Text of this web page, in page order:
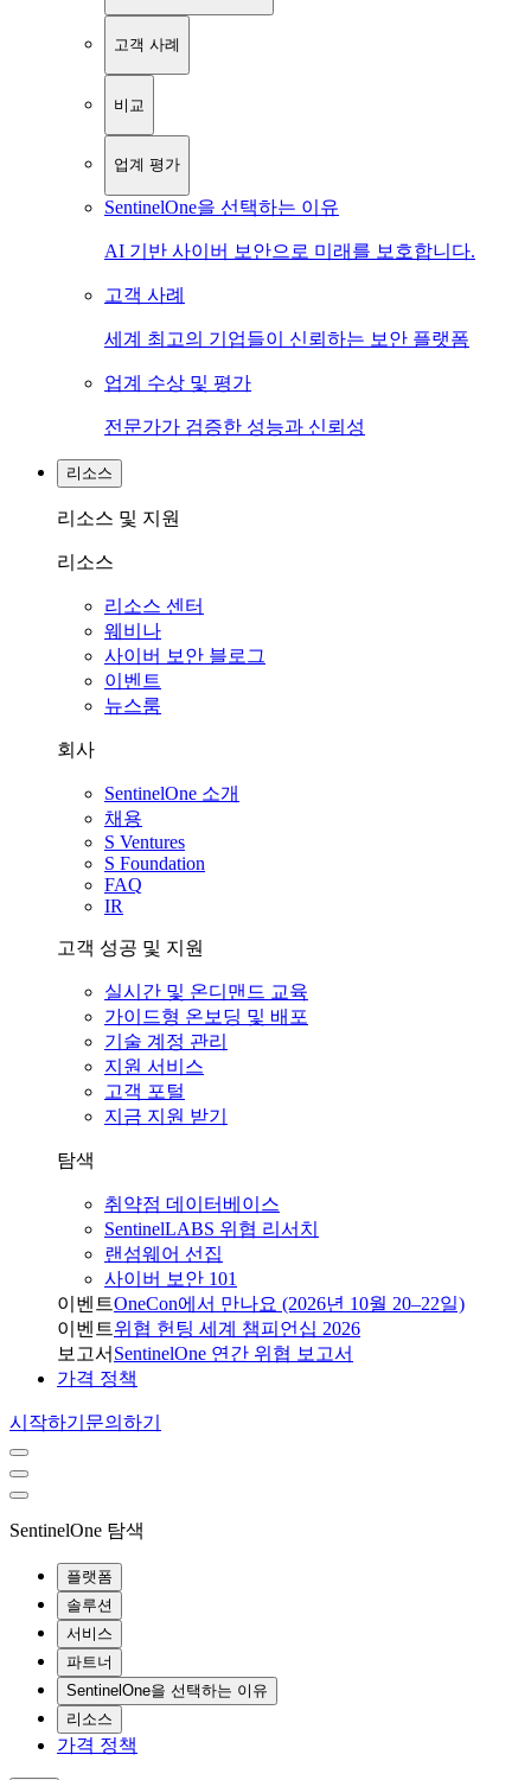
고객 사례
비교
업계 평가
SentinelOne을 선택하는 이유
AI 기반 사이버 보안으로 미래를 보호합니다.
고객 사례
세계 최고의 기업들이 신뢰하는 보안 플랫폼
업계 수상 및 평가
전문가가 검증한 성능과 신뢰성
리소스
리소스 및 지원
리소스
리소스 센터
웨비나
사이버 보안 블로그
이벤트
뉴스룸
회사
SentinelOne 소개
채용
S Ventures
S Foundation
FAQ
IR
고객 성공 및 지원
실시간 및 온디맨드 교육
가이드형 온보딩 및 배포
기술 계정 관리
지원 서비스
고객 포털
지금 지원 받기
탐색
취약점 데이터베이스
SentinelLABS 위협 리서치
랜섬웨어 선집
사이버 보안 101
이벤트OneCon에서 만나요 (2026년 10월 20–22일)
이벤트위협 헌팅 세계 챔피언십 2026
보고서 SentinelOne 연간 위협 보고서
가격 정책
시작하기 문의하기
SentinelOne 탐색
플랫폼
솔루션
서비스
파트너
SentinelOne을 선택하는 이유
리소스
가격 정책